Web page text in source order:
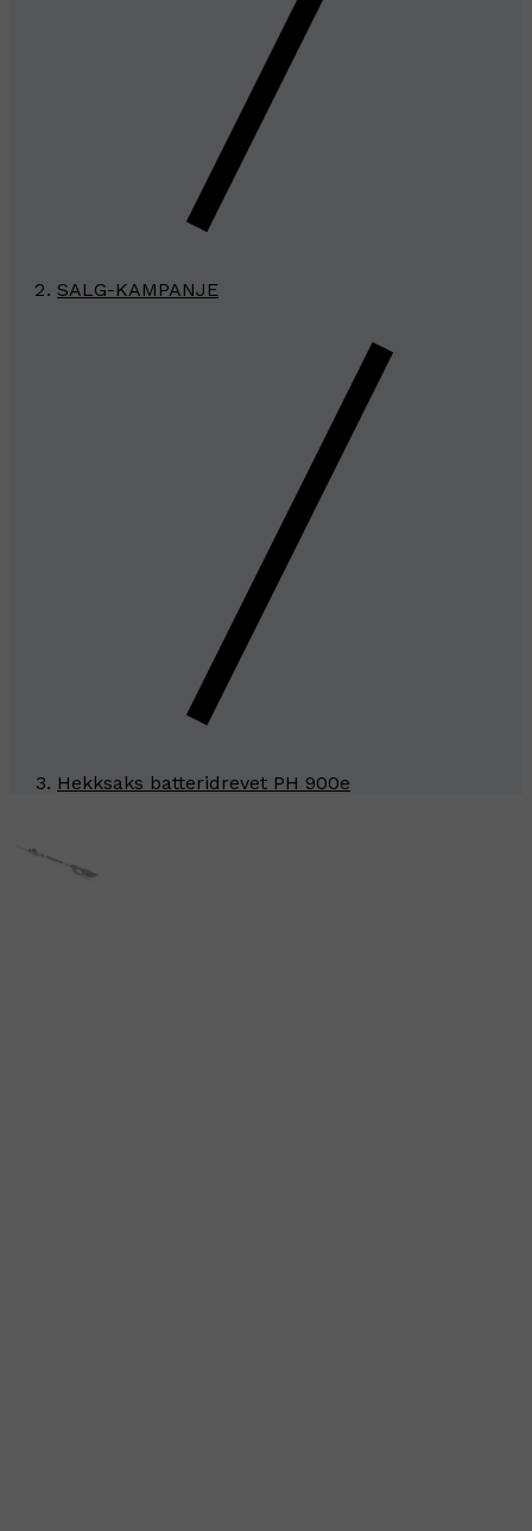
SALG-KAMPANJE
Hekksaks batteridrevet PH 900e